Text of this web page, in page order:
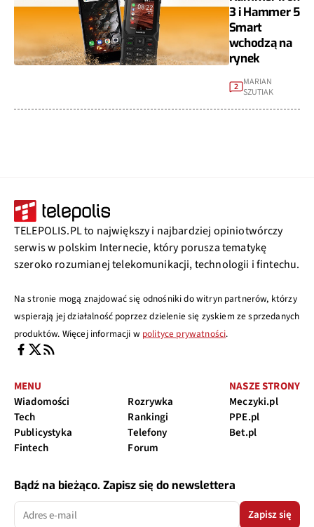
3 i Hammer 5
Smart
wchodzą na
rynek
2
MARIAN
SZUTIAK
TELEPOLIS.PL to największy i najbardziej opiniotwórczy
serwis w polskim Internecie, który porusza tematykę
szeroko rozumianej telekomunikacji, technologii i fintechu.
Na stronie mogą znajdować się odnośniki do witryn partnerów, którzy
wspierają jej działalność poprzez dzielenie się zyskiem ze sprzedanych
produktów. Więcej informacji w polityce prywatności.
MENU
Wiadomości
Tech
Publicystyka
Fintech
Rozrywka
Rankingi
Telefony
Forum
NASZE STRONY
Meczyki.pl
PPE.pl
Bet.pl
Bądź na bieżąco. Zapisz się do newslettera
Zapisz się